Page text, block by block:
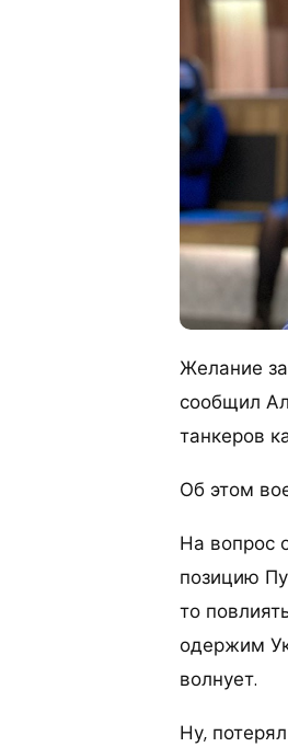
Желание
сообщил
танкеров
Об этом
На вопрос
позицию
то
одержим
волнует.
Ну,